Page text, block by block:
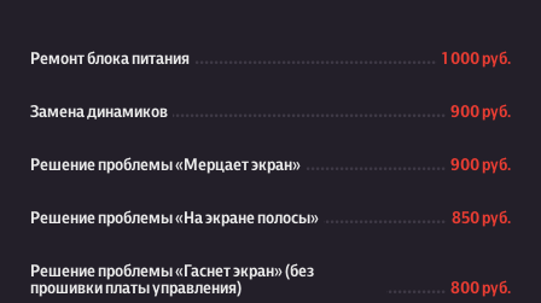
Ремонт блока питания 1 000 руб.
Замена динамиков 900 руб.
Решение проблемы «Мерцает экран» 900 руб.
Решение проблемы «На экране полосы» 850 руб.
Решение проблемы «Гаснет экран» (без
прошивки платы управления)
800 руб.